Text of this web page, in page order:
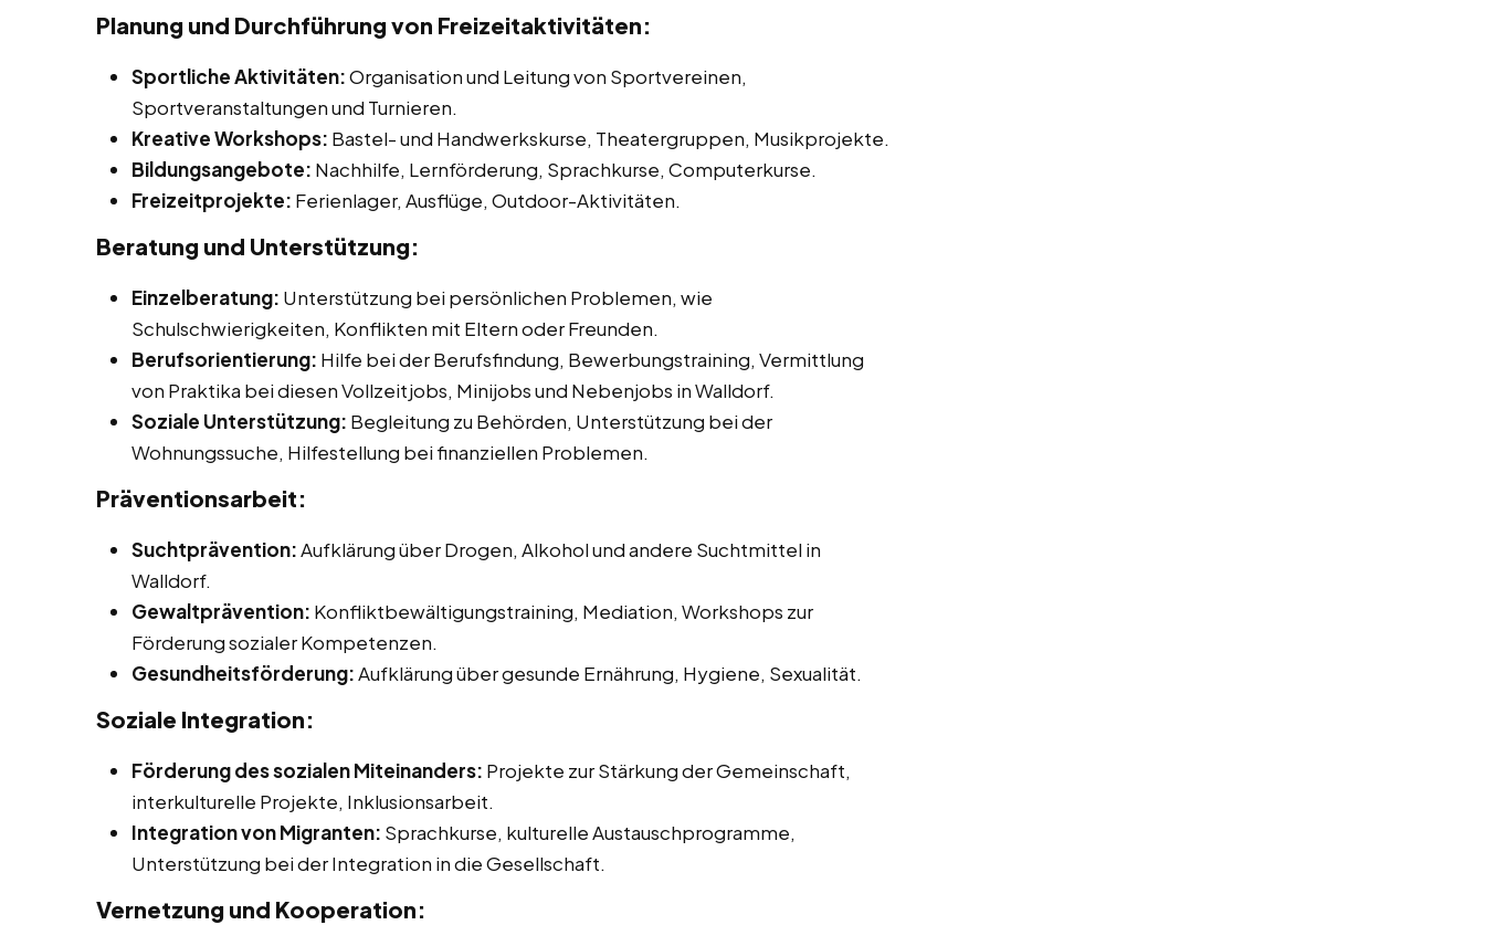
Planung und Durchführung von Freizeitaktivitäten:
Sportliche Aktivitäten:Organisation und Leitung von Sportvereinen,
Sportveranstaltungen und Turnieren.
Kreative Workshops: Bastel- und Handwerkskurse, Theatergruppen, Musikprojekte.
Bildungsangebote: Nachhilfe, Lernförderung, Sprachkurse, Computerkurse.
Freizeitprojekte: Ferienlager, Ausflüge, Outdoor-Aktivitäten.
Beratung und Unterstützung:
Einzelberatung: Unterstützung bei persönlichen Problemen, wie
Schulschwierigkeiten, Konflikten mit Eltern oder Freunden.
Berufsorientierung: Hilfe bei der Berufsfindung, Bewerbungstraining, Vermittlung
von Praktika bei diesen Vollzeitjobs, Minijobs und Nebenjobs in Walldorf.
Soziale Unterstützung: Begleitung zu Behörden, Unterstützung bei der
Wohnungssuche, Hilfestellung bei finanziellen Problemen.
Präventionsarbeit:
Suchtprävention:Aufklärung über Drogen, Alkohol und andere Suchtmittel in
Walldorf.
Gewaltprävention: Konfliktbewältigungstraining, Mediation, Workshops zur
Förderung sozialer Kompetenzen.
Gesundheitsförderung:Aufklärung über gesunde Ernährung, Hygiene, Sexualität.
Soziale Integration:
Förderung des sozialen Miteinanders: Projekte zur Stärkung der Gemeinschaft,
interkulturelle Projekte, Inklusionsarbeit.
Integration von Migranten: Sprachkurse, kulturelle Austauschprogramme,
Unterstützung bei der Integration in die Gesellschaft.
Vernetzung und Kooperation: